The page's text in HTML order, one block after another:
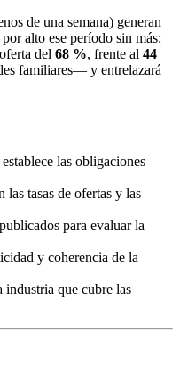
de una semana) generan
alto ese período sin más:
del 68 %, frente al 44
familiares— y entrelazará
las obligaciones
las tasas de ofertas y las
para evaluar la
y coherencia de la
industria que cubre las